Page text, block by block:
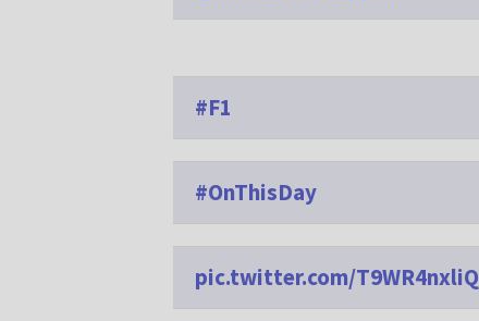
#F1
#OnThisDay
pic.twitter.com/T9WR4nxliQ